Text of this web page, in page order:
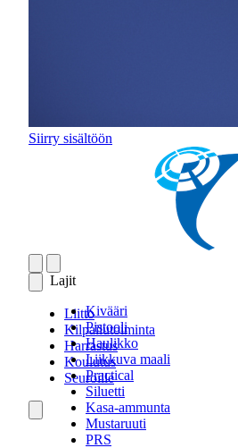
Siirry sisältöön
Lajit
Kivääri
Pistooli
Haulikko
Liikkuva maali
Practical
Siluetti
Kasa-ammunta
Mustaruuti
PRS
Liitto
Kilpailutoiminta
Harrastus
Koulutus
Seuroille